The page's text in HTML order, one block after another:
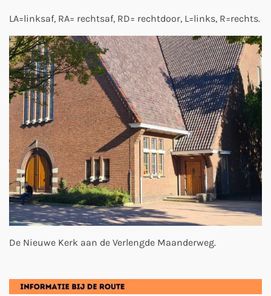
LA=linksaf, RA= rechtsaf, RD= rechtdoor, L=links, R=rechts.
De Nieuwe Kerk aan de Verlengde Maanderweg.